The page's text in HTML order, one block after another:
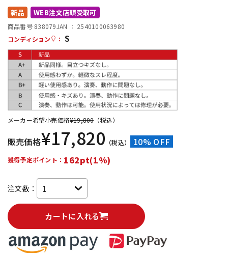
配信/ライブ機器
中古 ヴィンテージ
新品 WEB注文店頭受取可
商品番号 838079JAN ： 2540100063980
コンディション
： S
メーカー希望小売価格¥19,800 （税込）
販売価格¥17,820 （税込） 10% OFF
獲得予定ポイント： 162pt(1%)
注文数：
カートに入れる